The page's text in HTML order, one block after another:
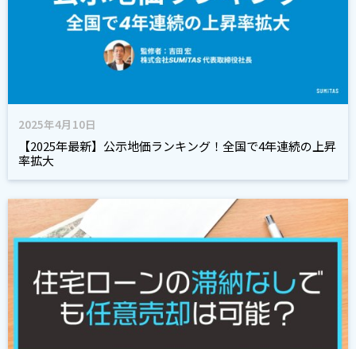
2025年4月10日
【2025年最新】公示地価ランキング！全国で4年連続の上昇
率拡大